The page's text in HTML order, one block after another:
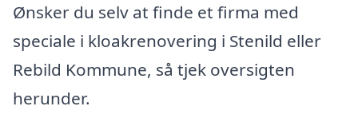
Ønsker du selv at finde et firma med
speciale i kloakrenovering i Stenild eller
Rebild Kommune, så tjek oversigten
herunder.